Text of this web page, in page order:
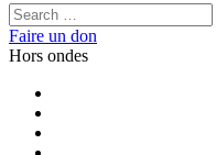
Rechercher :
Faire un don
Hors ondes